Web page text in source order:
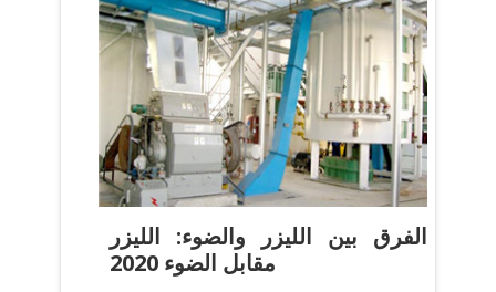
الفرق بين الليزر والضوء: الليزر
مقابل الضوء 2020